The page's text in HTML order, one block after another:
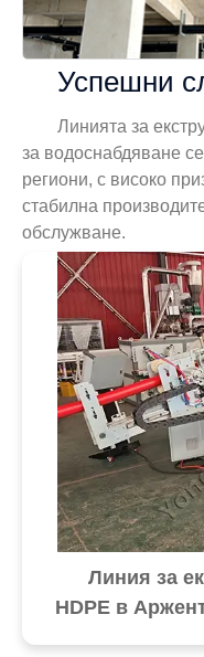
Успешни
Линията за
за водоснабдяване
региони, с високо
стабилна
обслужване.
Линия за
HDPE в